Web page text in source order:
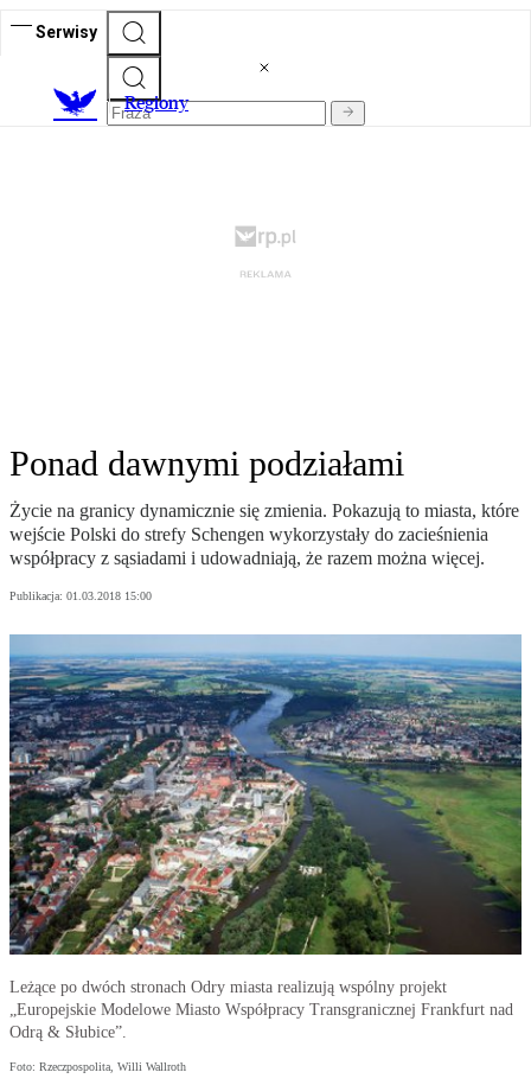
Serwisy
Regiony
Ponad dawnymi podziałami
Życie na granicy dynamicznie się zmienia. Pokazują to miasta, które
wejście Polski do strefy Schengen wykorzystały do zacieśnienia
współpracy z sąsiadami i udowadniają, że razem można więcej.
Publikacja: 01.03.2018 15:00
Leżące po dwóch stronach Odry miasta realizują wspólny projekt
„Europejskie Modelowe Miasto Współpracy Transgranicznej Frankfurt nad
Odrą & Słubice”.
Foto: Rzeczpospolita, Willi Wallroth